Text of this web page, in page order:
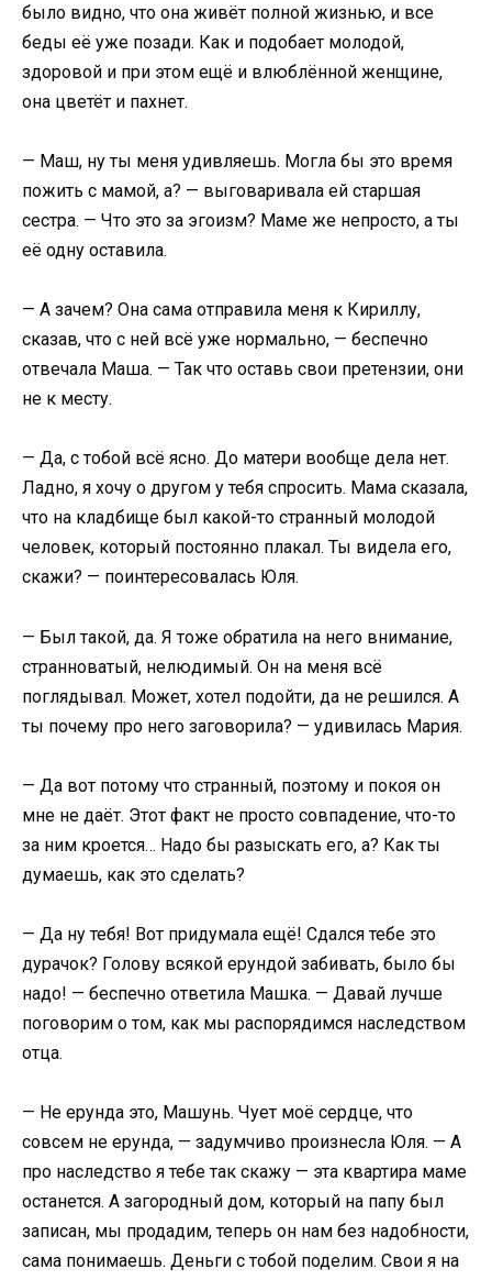
было видно, что она живёт полной жизнью, и все
беды её уже позади. Как и подобает молодой,
здоровой и при этом ещё и влюблённой женщине,
она цветёт и пахнет.
— Маш, ну ты меня удивляешь. Могла бы это время
пожить с мамой, а? — выговаривала ей старшая
сестра. — Что это за эгоизм? Маме же непросто, а ты
её одну оставила.
— А зачем? Она сама отправила меня к Кириллу,
сказав, что с ней всё уже нормально, — беспечно
отвечала Маша. — Так что оставь свои претензии, они
не к месту.
— Да, с тобой всё ясно. До матери вообще дела нет.
Ладно, я хочу о другом у тебя спросить. Мама сказала,
что на кладбище был какой-то странный молодой
человек, который постоянно плакал. Ты видела его,
скажи? — поинтересовалась Юля.
— Был такой, да. Я тоже обратила на него внимание,
странноватый, нелюдимый. Он на меня всё
поглядывал. Может, хотел подойти, да не решился. А
ты почему про него заговорила? — удивилась Мария.
— Да вот потому что странный, поэтому и покоя он
мне не даёт. Этот факт не просто совпадение, что-то
за ним кроется… Надо бы разыскать его, а? Как ты
думаешь, как это сделать?
— Да ну тебя! Вот придумала ещё! Сдался тебе это
дурачок? Голову всякой ерундой забивать, было бы
надо! — беспечно ответила Машка. — Давай лучше
поговорим о том, как мы распорядимся наследством
отца.
— Не ерунда это, Машунь. Чует моё сердце, что
совсем не ерунда, — задумчиво произнесла Юля. — А
про наследство я тебе так скажу — эта квартира маме
останется. А загородный дом, который на папу был
записан, мы продадим, теперь он нам без надобности,
сама понимаешь. Деньги с тобой поделим. Свои я на